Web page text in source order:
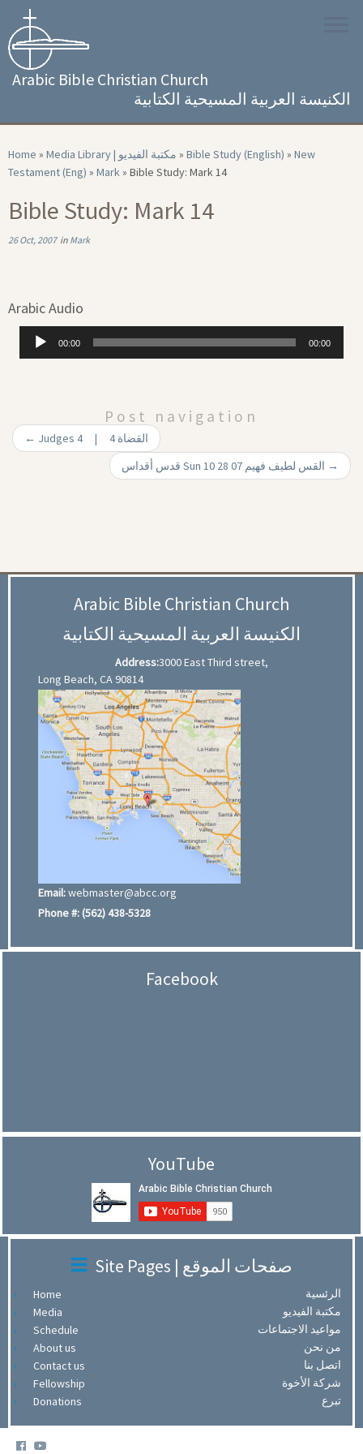
content
Arabic Bible Christian Church
الكنيسة العربية المسيحية الكتابية
Home » Media Library | مكتبة الفيديو » Bible Study (English) » New
Testament (Eng) » Mark» Bible Study: Mark 14
Bible Study: Mark 14
26 Oct, 2007in Mark
Arabic Audio
Audio
Player
00:00 00:00
Post navigation
←
Judges 4 | 4 القضاة
→
Arabic Bible Christian Church
الكنيسة العربية المسيحية الكتابية
Address:3000 East Third street,
Long Beach, CA 90814
Email:webmaster@abcc.org
Phone #:(562) 438-5328
Facebook
YouTube
Site Pages | صفحات الموقع
Home
الرئسية
Media
مكتبة الفيديو
Schedule
مواعيد الاجتماعات
About us
من نحن
Contact us
اتصل بنا
Fellowship
شركة الأخوة
Donations
تبرع